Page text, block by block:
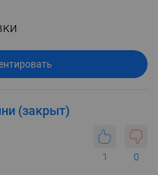
(закрыт)
1 0